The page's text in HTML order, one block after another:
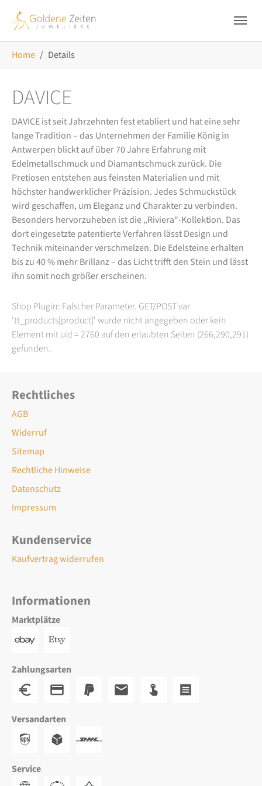
Home Details
DAVICE
DAVICE ist seit Jahrzehnten fest etabliert und hat eine sehr
lange Tradition – das Unternehmen der Familie König in
Antwerpen blickt auf über 70 Jahre Erfahrung mit
Edelmetallschmuck und Diamantschmuck zurück. Die
Pretiosen entstehen aus feinsten Materialien und mit
höchster handwerklicher Präzision. Jedes Schmuckstück
wird geschaffen, um Eleganz und Charakter zu verbinden.
Besonders hervorzuheben ist die „Riviera“-Kollektion. Das
dort eingesetzte patentierte Verfahren lässt Design und
Technik miteinander verschmelzen. Die Edelsteine erhalten
bis zu 40 % mehr Brillanz – das Licht trifft den Stein und lässt
ihn somit noch größer erscheinen.
Shop Plugin: Falscher Parameter. GET/POST var
'tt_products[product]' wurde nicht angegeben oder kein
Element mit uid = 2760 auf den erlaubten Seiten (266,290,291)
gefunden.
Rechtliches
AGB
Widerruf
Sitemap
Rechtliche Hinweise
Datenschutz
Impressum
Kundenservice
Kaufvertrag widerrufen
Informationen
Marktplätze
Zahlungsarten
Versandarten
Service